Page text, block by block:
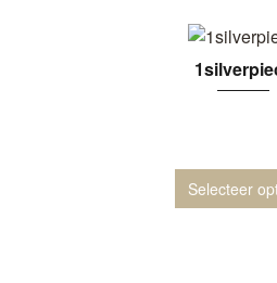
Selecteer